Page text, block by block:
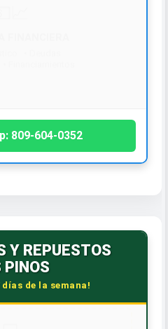
809-604-0352
Y REPUESTOS
PINOS
de la semana!